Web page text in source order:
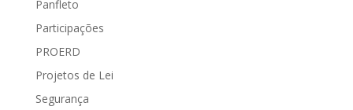
Panfleto
Participações
PROERD
Projetos de Lei
Segurança